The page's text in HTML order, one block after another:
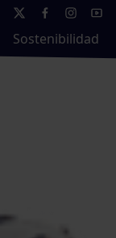
Sostenibilidad